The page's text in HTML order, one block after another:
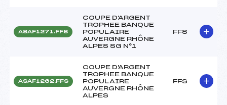
ASAF1271.FFS
COUPE D'ARGENT
TROPHEE BANQUE
POPULAIRE
AUVERGNE RHÔNE
ALPES SG N°1
FFS
ASAF1262.FFS
COUPE D'ARGENT
TROPHEE BANQUE
POPULAIRE
AUVERGNE RHÔNE
ALPES
FFS